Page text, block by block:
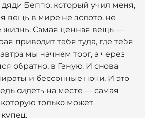
дяди Беппо, который учил меня,
вещь в мире не золото, не
жизнь. Самая ценная вещь —
приводит тебя туда, где тебя
мы начнем торг, а через
обратно, в Геную. И снова
и бессонные ночи. И это
сидеть на месте — самая
только может